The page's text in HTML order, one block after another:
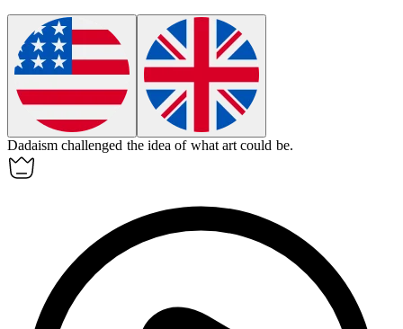
Dadaism challenged the idea of what art could be.